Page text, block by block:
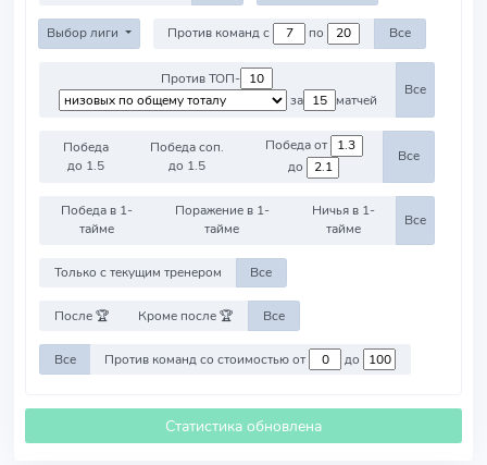
Выбор лиги Против команд с по Все
Против ТОП-
за
матчей
Все
Победа
до 1.5
Победа соп.
до 1.5
Победа от
до
Все
Победа в 1-
тайме
Поражение в 1-
тайме
Ничья в 1-
тайме
Все
Только с текущим тренером Все
После 🏆 Кроме после 🏆 Все
Все Против команд со стоимостью от до
Статистика обновлена